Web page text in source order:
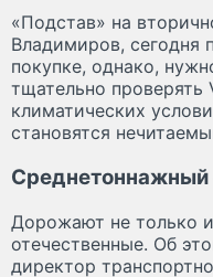
«Подстав» на
Владимиров, сегодня
покупке, однако,
тщательно
климатических
становятся
Среднетоннажный
Дорожают не только
отечественные. Об
директор